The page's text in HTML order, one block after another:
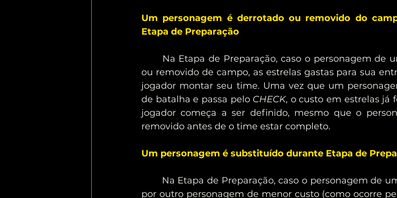
Um personagem é derrotado ou removido do
Etapa de Preparação
ou removido de campo, as estrelas gastas para sua
jogador montar seu time. Uma vez que um
de batalha e passa pelo CHECK, o custo em estrelas já
jogador começa a ser definido, mesmo que o
removido antes de o time estar completo.
Um personagem é substituído durante Etapa de